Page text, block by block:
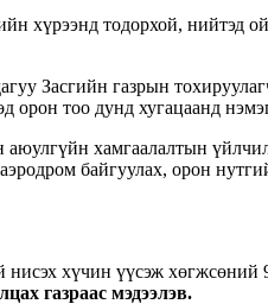
хүрээнд тодорхой, нийтэд
Засгийн газрын
орон тоо дунд хугацаанд
хамгаалалтын
байгуулах, орон
хүчин үүсэж
газраас мэдээлэв.